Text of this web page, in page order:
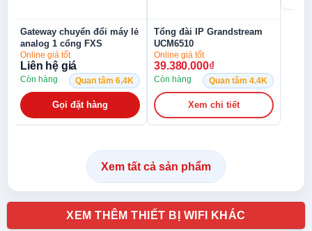
Tổng đài IP Grandstream
UCM6510
Online giá tốt
39.380.000₫
Còn hàng Quan tâm 4.4K
Xem chi tiết
Xem tất cả sản phẩm
XEM THÊM THIẾT BỊ WIFI KHÁC